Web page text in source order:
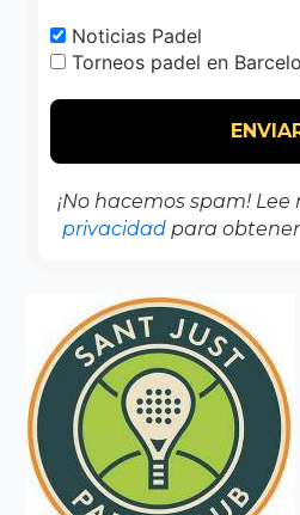
Noticias Padel
Torneos padel en
¡No hacemos spam! Lee
privacidad para